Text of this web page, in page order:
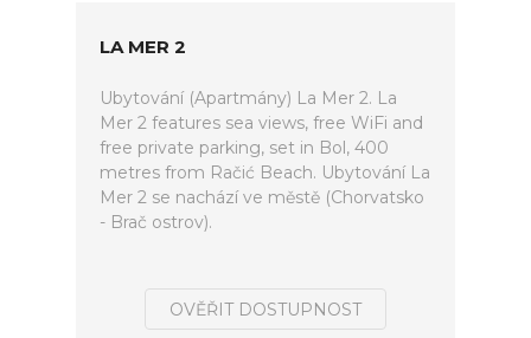
LA MER 2
Ubytování (Apartmány) La Mer 2. La
Mer 2 features sea views, free WiFi and
free private parking, set in Bol, 400
metres from Račić Beach. Ubytování La
Mer 2 se nachází ve městě (Chorvatsko
- Brač ostrov).
OVĚŘIT DOSTUPNOST